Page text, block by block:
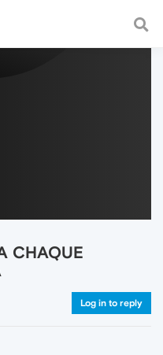
a fast and
CHAQUE
Log in to reply